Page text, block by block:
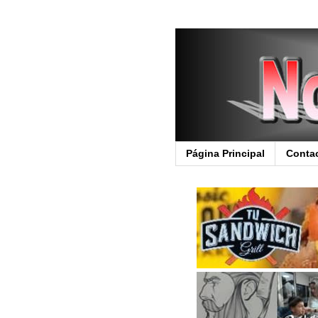
Página Principal